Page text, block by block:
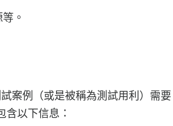
。
案例（或是被稱為測試用利）需要
以下信息：